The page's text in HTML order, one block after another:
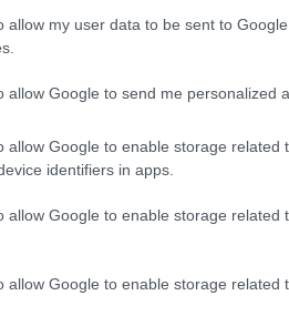
allow my user data to be sent to
allow Google to send me personalized
allow Google to enable storage related
identifiers in apps.
allow Google to enable storage related
allow Google to enable storage related
Cannigione
Comune Arzachena
di GalluraOggi.it
i tuoi video e le tue
+39 345 356 7512